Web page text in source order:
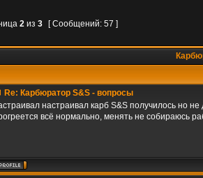
2 из 3
[ Сообщений: 57 ]
Re: Карбюратор S&S - вопросы
настраивал карб S&S получилось но
всё нормально, менять не собираюсь